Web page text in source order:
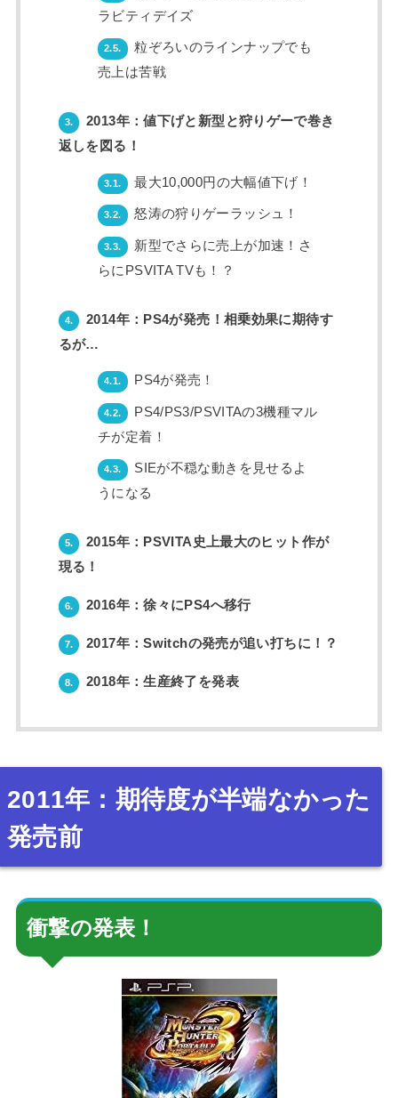
ラビティデイズ
2.5.
粒ぞろいのラインナップでも
売上は苦戦
3.
2013年：値下げと新型と狩りゲーで巻き
返しを図る！
3.1. 最大10,000円の大幅値下げ！
3.2. 怒涛の狩りゲーラッシュ！
3.3.
新型でさらに売上が加速！さ
らにPSVITA TVも！？
4.
2014年：PS4が発売！相乗効果に期待す
るが…
4.1. PS4が発売！
4.2.
PS4/PS3/PSVITAの3機種マル
チが定着！
4.3.
SIEが不穏な動きを見せるよ
うになる
5.
2015年：PSVITA史上最大のヒット作が
現る！
6. 2016年：徐々にPS4へ移行
7. 2017年：Switchの発売が追い打ちに！？
8. 2018年：生産終了を発表
2011年：期待度が半端なかった
発売前
衝撃の発表！